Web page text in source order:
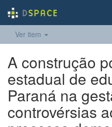
Ver item
A construção
estadual de
Paraná na
controvérsias